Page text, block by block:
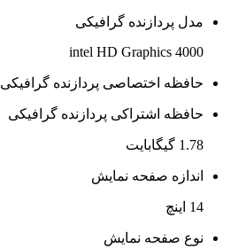
مدل پردازنده گرافیکی
intel HD Graphics 4000
حافظه اختصاصی پردازنده گرافیکی
حافظه اشتراکی پردازنده گرافیکی
1.78 گیگابایت
اندازه صفحه نمایش
14 اینچ
نوع صفحه نمایش